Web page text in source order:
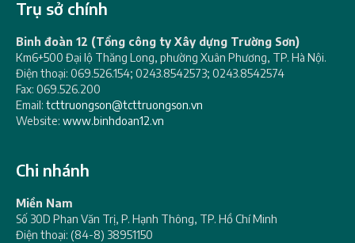
Trụ sở chính
Binh đoàn 12 (Tổng công ty Xây dựng Trường Sơn)
Km6+500 Đại lộ Thăng Long, phường Xuân Phương, TP. Hà Nội.
Điện thoại: 069.526.154; 0243.8542573; 0243.8542574
Fax: 069.526.200
Email: tcttruongson@tcttruongson.vn
Website: www.binhdoan12.vn
Chi nhánh
Miền Nam
Số 30D Phan Văn Trị, P. Hạnh Thông, TP. Hồ Chí Minh
Điện thoại: (84-8) 38951150